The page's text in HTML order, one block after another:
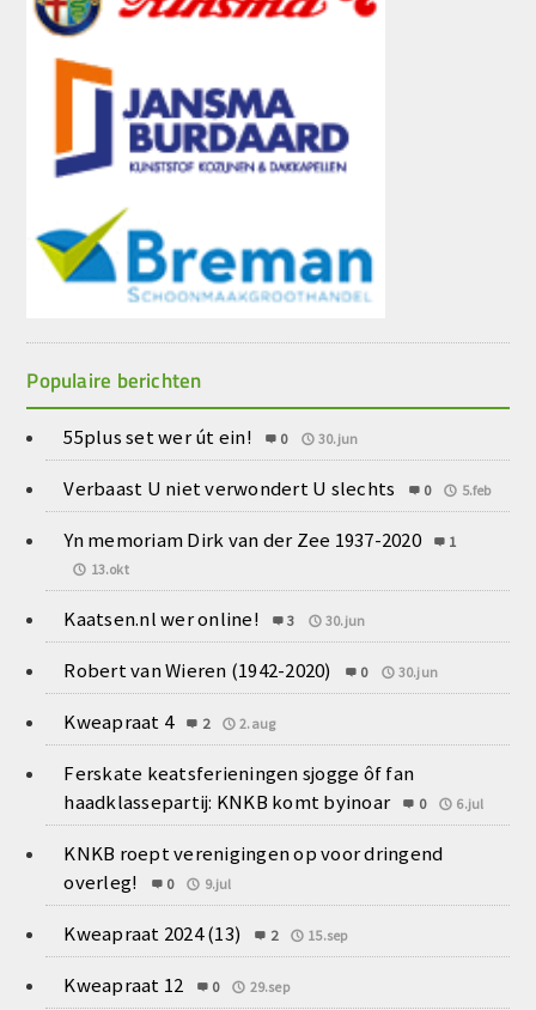
Populaire berichten
55plus set wer út ein! 0 30.jun
Verbaast U niet verwondert U slechts 0 5.feb
Yn memoriam Dirk van der Zee 1937-2020
1
13.okt
Kaatsen.nl wer online! 3 30.jun
Robert van Wieren (1942-2020) 0 30.jun
Kweapraat 4 2 2.aug
Ferskate keatsferieningen sjogge ôf fan
haadklassepartij: KNKB komt byinoar
0 6.jul
KNKB roept verenigingen op voor dringend
overleg!
0 9.jul
Kweapraat 2024 (13) 2 15.sep
Kweapraat 12 0 29.sep